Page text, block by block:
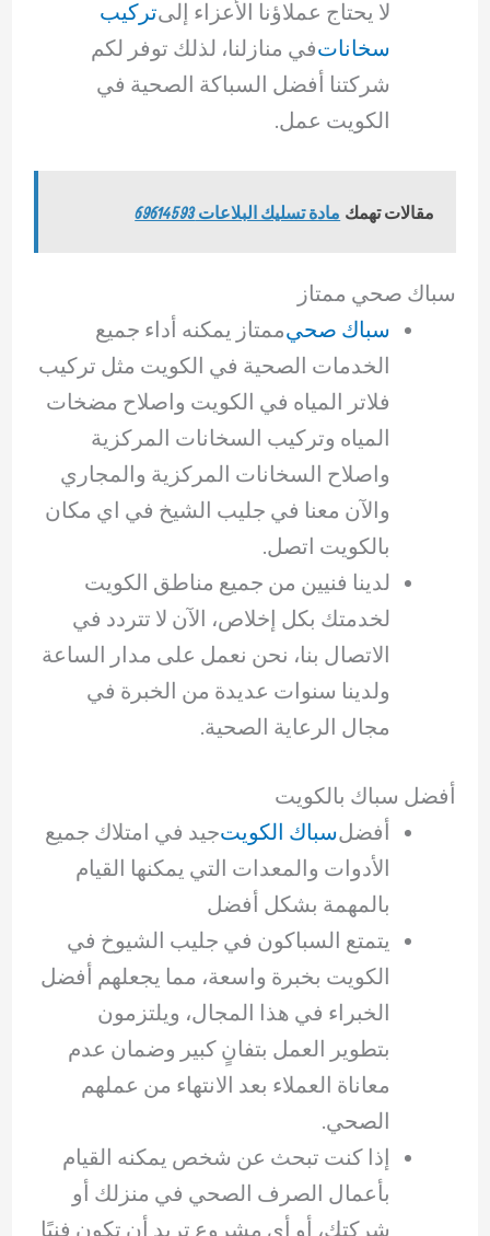
لا يحتاج عملاؤنا الأعزاء إلىتركيب
سخاناتفي منازلنا، لذلك توفر لكم
شركتنا أفضل السباكة الصحية في
الكويت عمل.
مقالات تهمك مادة تسليك البلاعات 69614593
سباك صحي ممتاز
سباك صحيممتاز يمكنه أداء جميع
الخدمات الصحية في الكويت مثل تركيب
فلاتر المياه في الكويت واصلاح مضخات
المياه وتركيب السخانات المركزية
واصلاح السخانات المركزية والمجاري
والآن معنا في جليب الشيخ في اي مكان
بالكويت اتصل.
لدينا فنيين من جميع مناطق الكويت
لخدمتك بكل إخلاص، الآن لا تتردد في
الاتصال بنا، نحن نعمل على مدار الساعة
ولدينا سنوات عديدة من الخبرة في
مجال الرعاية الصحية.
أفضل سباك بالكويت
أفضلسباك الكويتجيد في امتلاك جميع
الأدوات والمعدات التي يمكنها القيام
بالمهمة بشكل أفضل
يتمتع السباكون في جليب الشيوخ في
الكويت بخبرة واسعة، مما يجعلهم أفضل
الخبراء في هذا المجال، ويلتزمون
بتطوير العمل بتفانٍ كبير وضمان عدم
معاناة العملاء بعد الانتهاء من عملهم
الصحي.
إذا كنت تبحث عن شخص يمكنه القيام
بأعمال الصرف الصحي في منزلك أو
شركتك، أو أي مشروع تريد أن تكون فنيًا